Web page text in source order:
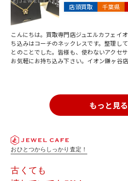
店頭買取 千葉県
こんにちは。買取専門店ジュエルカフェイ
ち込みはコーチのネックレスです。整理し
とのことでした。皆様も、使わないアクセ
お気軽にお持ち込み下さい。イオン鎌ヶ谷
もっと見る
おひとつからしっかり査定！
古くても